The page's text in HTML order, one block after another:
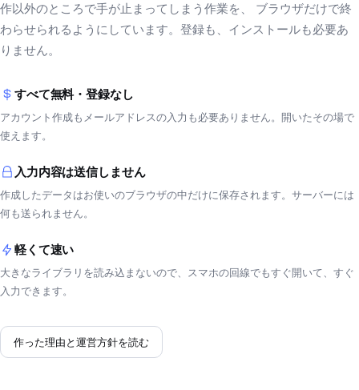
作以外のところで手が止まってしまう作業を、 ブラウザだけで終
わらせられるようにしています。登録も、インストールも必要あ
りません。
すべて無料・登録なし
アカウント作成もメールアドレスの入力も必要ありません。開いたその場で
使えます。
入力内容は送信しません
作成したデータはお使いのブラウザの中だけに保存されます。サーバーには
何も送られません。
軽くて速い
大きなライブラリを読み込まないので、スマホの回線でもすぐ開いて、すぐ
入力できます。
作った理由と運営方針を読む